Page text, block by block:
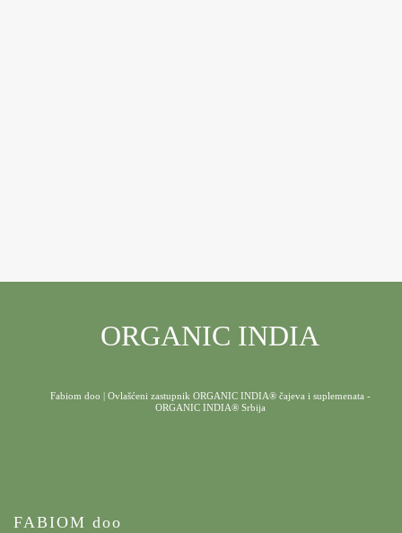
ORGANIC INDIA
Fabiom doo | Ovlašćeni zastupnik ORGANIC INDIA® čajeva i suplemenata -
ORGANIC INDIA® Srbija
FABIOM doo